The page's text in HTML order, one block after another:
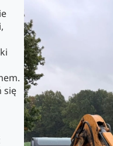
się